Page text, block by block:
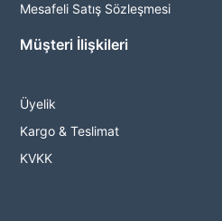
Mesafeli Satış Sözleşmesi
Müşteri İlişkileri
Üyelik
Kargo & Teslimat
KVKK